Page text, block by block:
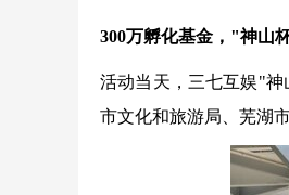
300万孵化基金，"神山
活动当天，三七互娱"
市文化和旅游局、芜湖